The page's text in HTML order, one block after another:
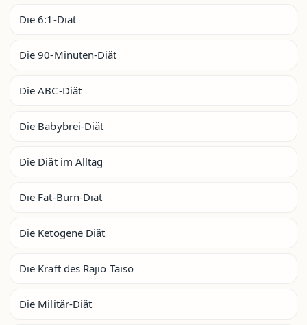
Die 6:1-Diät
Die 90-Minuten-Diät
Die ABC-Diät
Die Babybrei-Diät
Die Diät im Alltag
Die Fat-Burn-Diät
Die Ketogene Diät
Die Kraft des Rajio Taiso
Die Militär-Diät